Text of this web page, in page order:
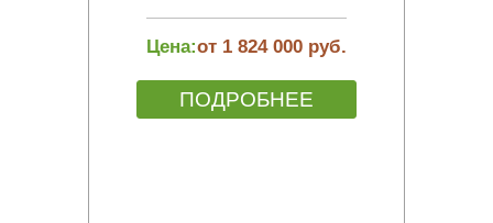
Цена:от 1 824 000 руб.
ПОДРОБНЕЕ